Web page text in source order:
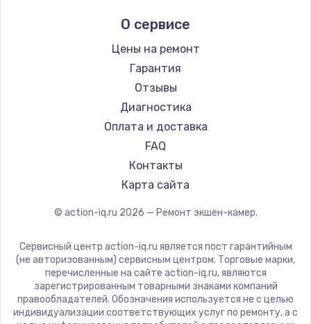
О сервисе
Цены на ремонт
Гарантия
Отзывы
Диагностика
Оплата и доставка
FAQ
Контакты
Карта сайта
© action-iq.ru 2026 — Ремонт экшен-камер.
Сервисный центр action-iq.ru является пост гарантийным
(не авторизованным) сервисным центром. Торговые марки,
перечисленные на сайте action-iq.ru, являются
зарегистрированным товарными знаками компаний
правообладателей. Обозначения используется не с целью
индивидуализации соответствующих услуг по ремонту, а с